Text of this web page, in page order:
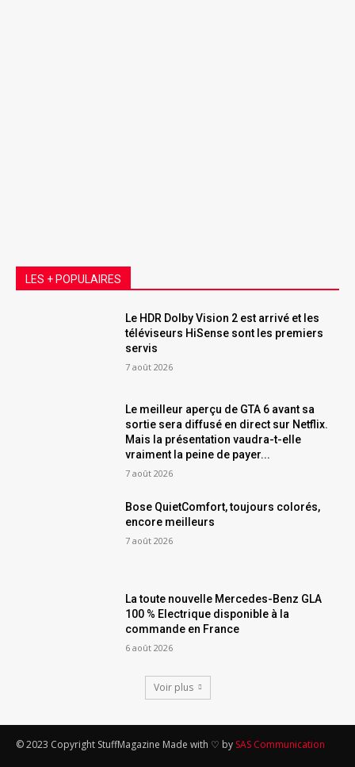
LES + POPULAIRES
Le HDR Dolby Vision 2 est arrivé et les
téléviseurs HiSense sont les premiers
servis
7 août 2026
Le meilleur aperçu de GTA 6 avant sa
sortie sera diffusé en direct sur Netflix.
Mais la présentation vaudra-t-elle
vraiment la peine de payer...
7 août 2026
Bose QuietComfort, toujours colorés,
encore meilleurs
7 août 2026
La toute nouvelle Mercedes-Benz GLA
100 % Electrique disponible à la
commande en France
6 août 2026
Voir plus
© 2023 Copyright StuffMagazine Made with ♡ by SAS Communication